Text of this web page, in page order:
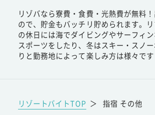
リゾバなら寮費・食費・光熱費が無料
ので、貯金もバッチリ貯められます。
の休日には海でダイビングやサーフィ
スポーツをしたり、冬はスキー・スノ
りと勤務地によって楽しみ方は様々です
リゾートバイトTOP ＞ 指宿 その他